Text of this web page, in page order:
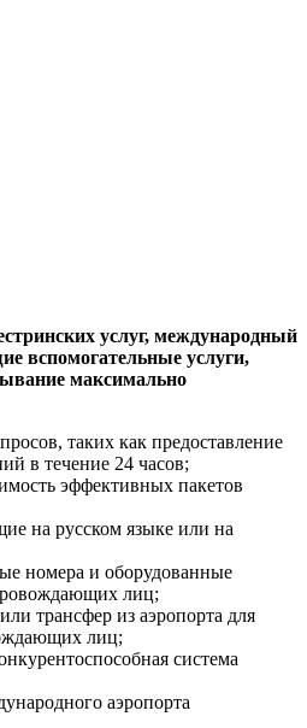
услуг, международный
вспомогательные услуги,
максимально
таких как предоставление
в течение 24 часов;
эффективных пакетов
на русском языке или на
номера и оборудованные
лиц;
трансфер из аэропорта для
лиц;
система
аэропорта